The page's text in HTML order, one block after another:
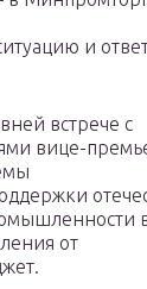
и
встрече с
вице-
в
от